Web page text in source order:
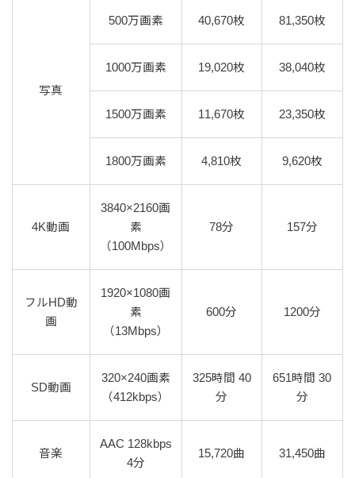
写真
500万画素 40,670枚 81,350枚
1000万画素 19,020枚 38,040枚
1500万画素 11,670枚 23,350枚
1800万画素 4,810枚 9,620枚
4K動画
3840×2160画
素
（100Mbps）
78分 157分
フルHD動
画
1920×1080画
素
（13Mbps）
600分 1200分
SD動画
320×240画素
（412kbps）
325時間 40
分
651時間 30
分
音楽
AAC 128kbps
4分
15,720曲 31,450曲